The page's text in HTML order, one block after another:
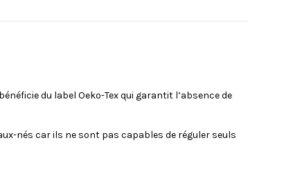
du label Oeko-Tex qui garantit l’absence de
nés car ils ne sont pas capables de réguler seuls